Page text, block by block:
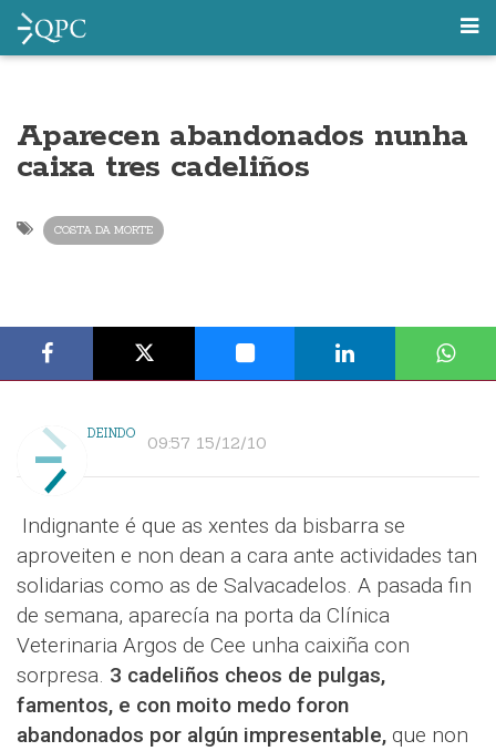
Aparecen abandonados nunha
caixa tres cadeliños
COSTA DA MORTE
DEINDO 09:57 15/12/10
Indignante é que as xentes da bisbarra se
aproveiten e non dean a cara ante actividades tan
solidarias como as de Salvacadelos. A pasada fin
de semana, aparecía na porta da Clínica
Veterinaria Argos de Cee unha caixiña con
sorpresa. 3 cadeliños cheos de pulgas,
famentos, e con moito medo foron
abandonados por algún impresentable, que non